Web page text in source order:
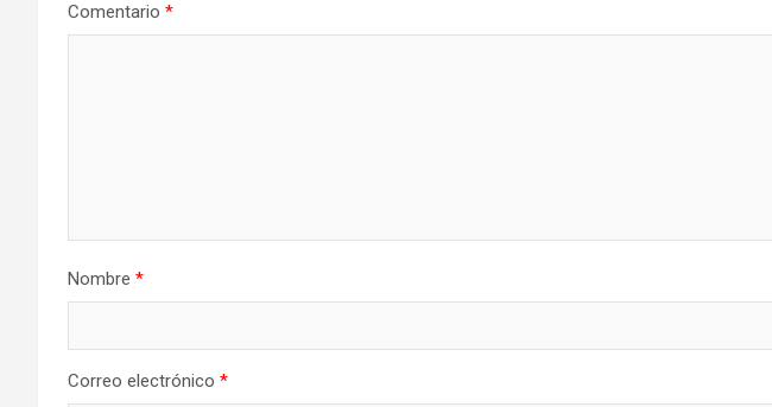
Comentario *
Nombre *
Correo electrónico *